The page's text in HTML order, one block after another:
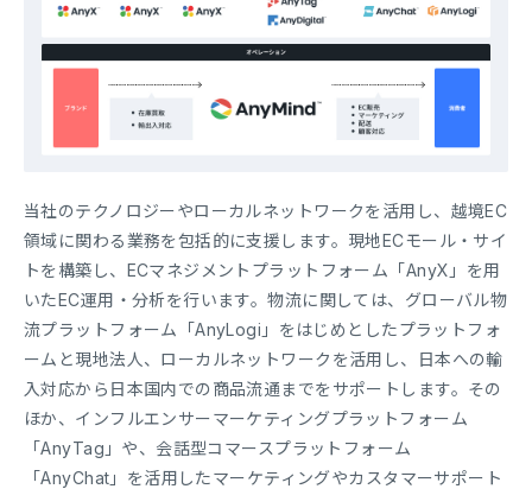
当社のテクノロジーやローカルネットワークを活用し、越境EC
領域に関わる業務を包括的に支援します。現地ECモール・サイ
トを構築し、ECマネジメントプラットフォーム「AnyX」を用
いたEC運用・分析を行います。物流に関しては、グローバル物
流プラットフォーム「AnyLogi」をはじめとしたプラットフォ
ームと現地法人、ローカルネットワークを活用し、日本への輸
入対応から日本国内での商品流通までをサポートします。その
ほか、インフルエンサーマーケティングプラットフォーム
「AnyTag」や、会話型コマースプラットフォーム
「AnyChat」を活用したマーケティングやカスタマーサポート